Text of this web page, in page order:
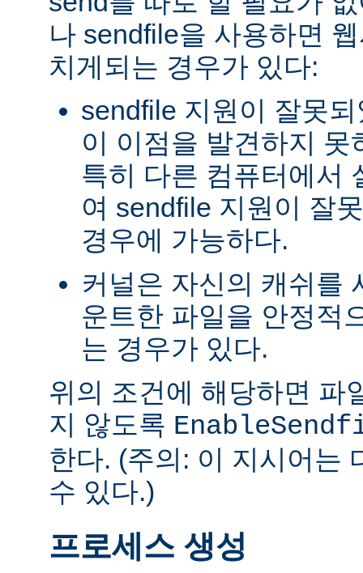
나 sendfile을 사용하면
치게되는 경우가 있다:
sendfile 지원이 잘못
이 이점을 발견하지
특히 다른 컴퓨터에서
여 sendfile 지원이 잘
경우에 가능하다.
커널은 자신의 캐쉬를
운트한 파일을 안정적
는 경우가 있다.
위의 조건에 해당하면 파
지 않도록
한다. (주의: 이 지시어는
수 있다.)
프로세스 생성